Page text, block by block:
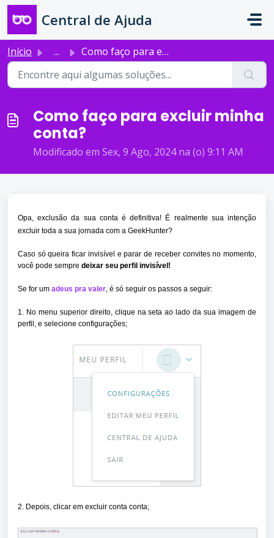
Ir para o conteúdo principal
Central de Ajuda
Início ... Como faço para excluir minha conta?
Como faço para excluir minha
conta?
Modificado em Sex, 9 Ago, 2024 na (o) 9:11 AM
Opa, exclusão da sua conta é definitiva! É realmente sua intenção
excluir toda a sua jornada com a GeekHunter?
Caso só queira ficar invisível e parar de receber convites no momento,
você pode sempre deixar seu perfil invisível!
Se for um adeus pra valer, é só seguir os passos a seguir:
1. No menu superior direito, clique na seta ao lado da sua imagem de
perfil, e selecione configurações;
2. Depois, clicar em excluir conta conta;